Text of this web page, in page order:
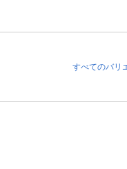
すべてのバリ